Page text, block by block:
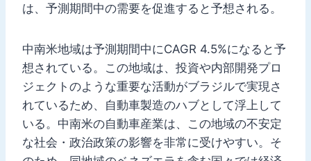
は、予測期間中の需要を促進すると予想される。
中南米地域は予測期間中にCAGR 4.5%になると予
想されている。この地域は、投資や内部開発プロ
ジェクトのような重要な活動がブラジルで実現さ
れているため、自動車製造のハブとして浮上して
いる。中南米の自動車産業は、この地域の不安定
な社会・政治政策の影響を非常に受けやすい。そ